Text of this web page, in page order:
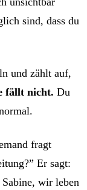
sind, dass du
und zählt auf,
fällt nicht. Du
fragt
Er sagt:
wir leben